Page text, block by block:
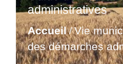
administratives
Accueil/Vie
des démarches